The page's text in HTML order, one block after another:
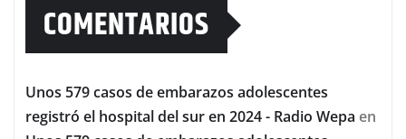
COMENTARIOS
Unos 579 casos de embarazos adolescentes
registró el hospital del sur en 2024 - Radio Wepa en